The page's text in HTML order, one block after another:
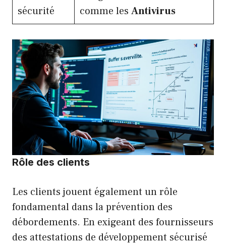
sécurité
comme les Antivirus
Rôle des clients
Les clients jouent également un rôle
fondamental dans la prévention des
débordements. En exigeant des fournisseurs
des attestations de développement sécurisé